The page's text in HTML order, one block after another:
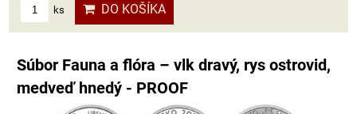
ks DO KOŠÍKA
Súbor Fauna a flóra – vlk dravý, rys ostrovid,
medveď hnedý - PROOF